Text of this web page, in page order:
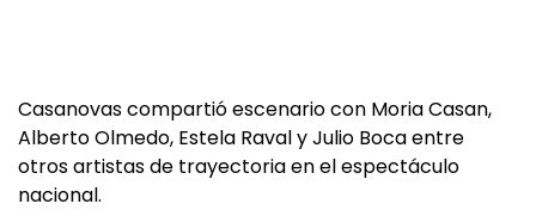
Casanovas compartió escenario con Moria Casan,
Alberto Olmedo, Estela Raval y Julio Boca entre
otros artistas de trayectoria en el espectáculo
nacional.